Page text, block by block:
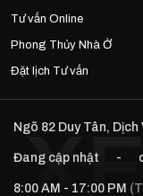
Tư vấn Online
Phong Thủy Nhà Ở
Đặt lịch Tư vấn
Ngõ 82 Duy Tân, Dịch
Đang cập nhật -
8:00 AM - 17:00 PM